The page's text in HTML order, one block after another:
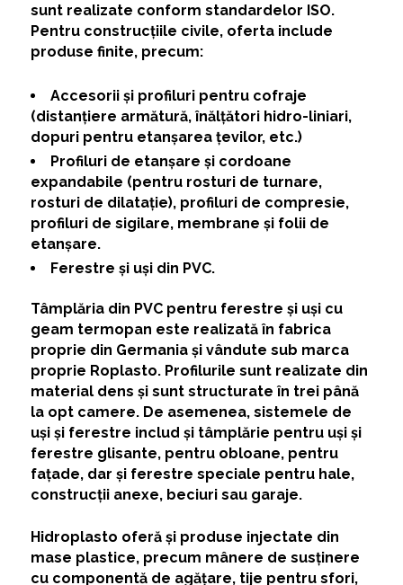
sunt realizate conform standardelor ISO.
Pentru construcțiile civile, oferta include
produse finite, precum:
Accesorii și profiluri pentru cofraje
(distanțiere armătură, înălțători hidro-liniari,
dopuri pentru etanșarea țevilor, etc.)
Profiluri de etanșare și cordoane
expandabile (pentru rosturi de turnare,
rosturi de dilatație), profiluri de compresie,
profiluri de sigilare, membrane și folii de
etanșare.
Ferestre și uși din PVC.
Tâmplăria din PVC pentru ferestre și uși cu
geam termopan este realizată în fabrica
proprie din Germania și vândute sub marca
proprie Roplasto. Profilurile sunt realizate din
material dens și sunt structurate în trei până
la opt camere. De asemenea, sistemele de
uși și ferestre includ și tâmplărie pentru uși și
ferestre glisante, pentru obloane, pentru
fațade, dar și ferestre speciale pentru hale,
construcții anexe, beciuri sau garaje.
Hidroplasto oferă și produse injectate din
mase plastice, precum mânere de susținere
cu componentă de agățare, tije pentru sfori,